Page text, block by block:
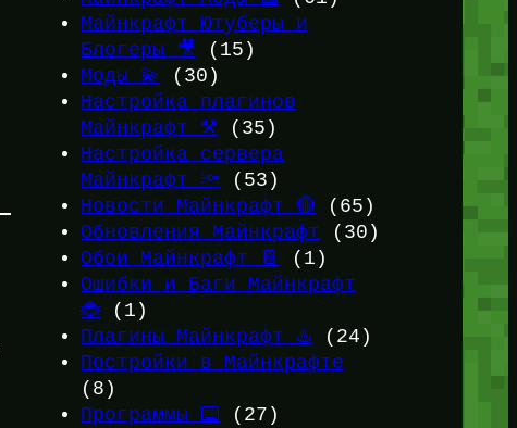
Майнкрафт Ютуберы и
Блогеры 🎥
(15)
Моды 💫
(30)
Настройка плагинов
Майнкрафт ⚒️ (35)
Настройка сервера
Майнкрафт 🔦 (53)
Новости Майнкрафт 🔴 (65)
Обновления Майнкрафт (30)
Обои Майнкрафт 📔
(1)
Ошибки и Баги Майнкрафт
🐞 (1)
Плагины Майнкрафт ♨️ (24)
Постройки в Майнкрафте
(8)
Программы ⌨️
(27)